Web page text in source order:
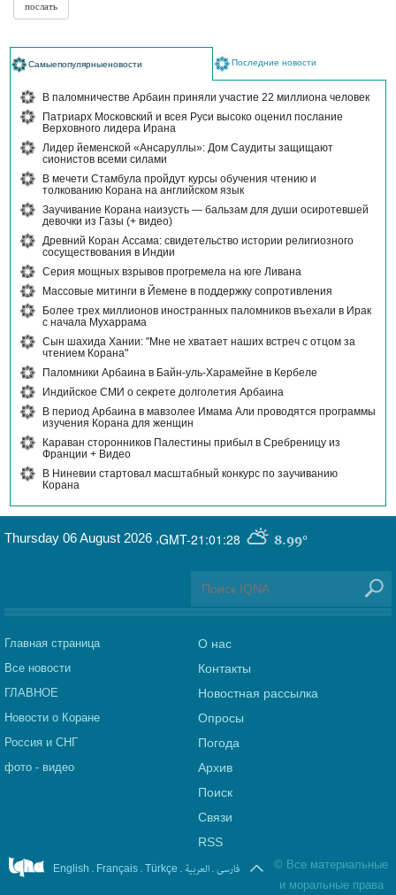
Самыепопулярныеновости Последние новости
В паломничестве Арбаин приняли участие 22 миллиона человек
Патриарх Московский и всея Руси высоко оценил послание
Верховного лидера Ирана
Лидер йеменской «Ансаруллы»: Дом Саудиты защищают
сионистов всеми силами
В мечети Стамбула пройдут курсы обучения чтению и
толкованию Корана на английском язык
Заучивание Корана наизусть — бальзам для души осиротевшей
девочки из Газы (+ видео)
Древний Коран Ассама: свидетельство истории религиозного
сосуществования в Индии
Серия мощных взрывов прогремела на юге Ливана
Массовые митинги в Йемене в поддержку сопротивления
Более трех миллионов иностранных паломников въехали в Ирак
с начала Мухаррама
Сын шахида Хании: "Мне не хватает наших встреч с отцом за
чтением Корана"
Паломники Арбаина в Байн-уль-Харамейне в Кербеле
Индийское СМИ о секрете долголетия Арбаина
В период Арбаина в мавзолее Имама Али проводятся программы
изучения Корана для женщин
Караван сторонников Палестины прибыл в Сребреницу из
Франции + Видео
В Ниневии стартовал масштабный конкурс по заучиванию
Корана
GMT-21:01:28 8.99°
Thursday 06 August 2026 ,
Главная страница
Все новости
ГЛАВНОЕ
Новости о Коране
Россия и СНГ
фото - видео
О нас
Контакты
Новостная рассылка
Опросы
Погода
Архив
Поиск
Связи
RSS
English . Français . Türkçe . العربیة . فارسی © Все материальные
и моральные права